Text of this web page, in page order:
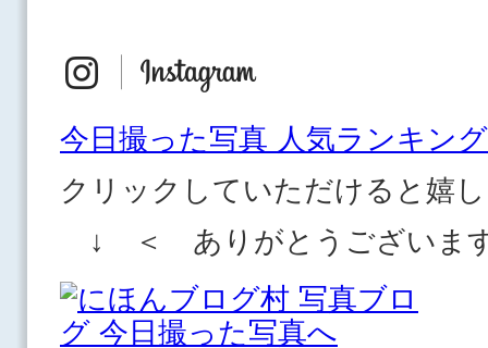
今日撮った写真 人気ランキング
クリックしていただけると嬉
↓ ＜ ありがとうございま